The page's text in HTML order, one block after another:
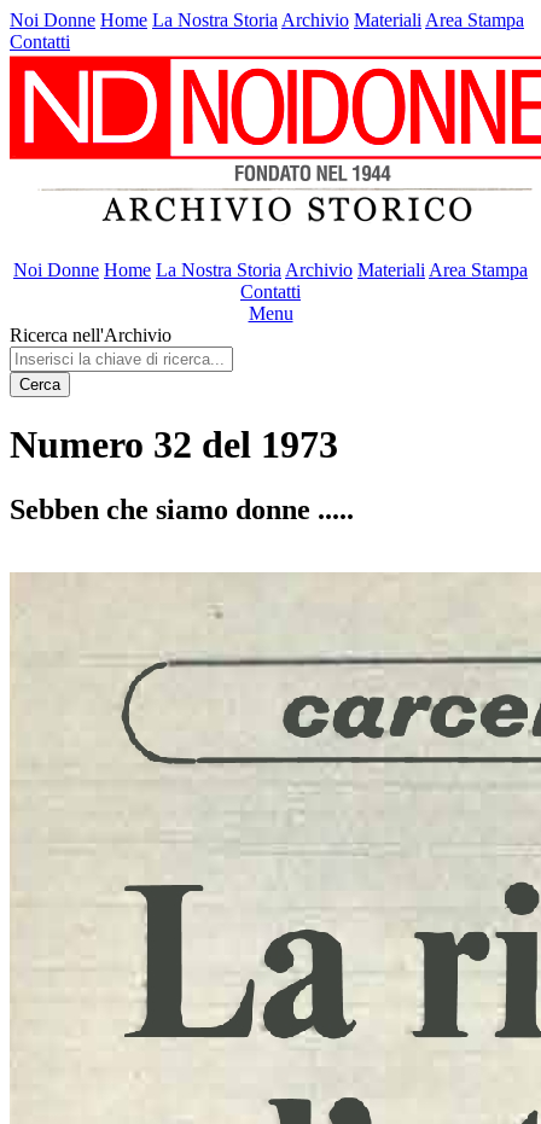
Noi Donne Home La Nostra Storia Archivio Materiali Area Stampa
Contatti
Noi Donne Home La Nostra Storia Archivio Materiali Area Stampa
Contatti
Menu
Ricerca nell'Archivio
Cerca
Numero 32 del 1973
Sebben che siamo donne .....